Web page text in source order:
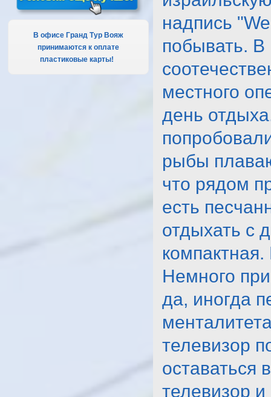
В офисе Гранд Тур Вояж
принимаются к оплате
пластиковые карты!
надпись
побывать. В
местного
день
рыбы
что рядом
есть
отдыхать с
Немного
да, иногда
телевизор
оставаться
телевизор